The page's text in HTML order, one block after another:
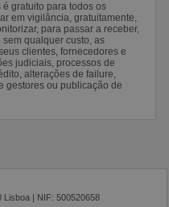
gratuito para todos os
em vigilância, gratuitamente,
para passar a receber,
qualquer custo, as
clientes, fornecedores e
judiciais, processos de
alterações de failure,
gestores ou publicação de
Lisboa | NIF: 500520658